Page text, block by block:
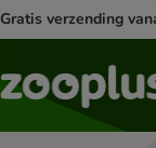
Gratis verzending